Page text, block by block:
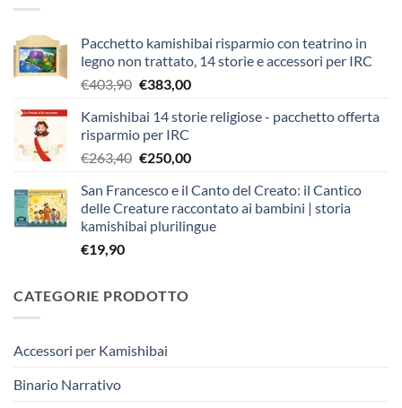
Pacchetto kamishibai risparmio con teatrino in
legno non trattato, 14 storie e accessori per IRC
€403,90 Il
originale
era:
€403,90.
€383,00Il
attuale
€383,00.
Kamishibai 14 storie religiose - pacchetto offerta
risparmio per IRC
€263,40 Il
originale
era:
€263,40.
€250,00Il
attuale
è:
€250,00.
San Francesco e il Canto del Creato: il Cantico
delle Creature raccontato ai bambini | storia
kamishibai plurilingue
€19,90
CATEGORIE PRODOTTO
Accessori per Kamishibai
Binario Narrativo